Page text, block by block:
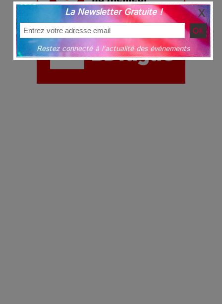
La Newsletter Gratuite !
Restez connecté à l'actualité des événements